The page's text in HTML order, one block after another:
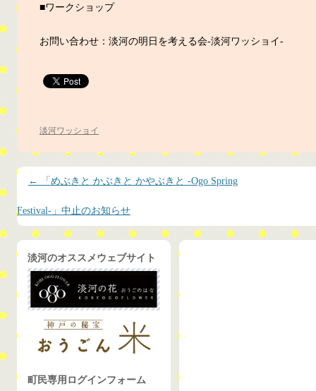
■ワークショップ
お問い合わせ：淡河の明日を考える会-淡河ワッショイ-
淡河ワッショイ
投稿ナビゲーション
← 「めぶきと かぶきと かやぶきと -Ogo Spring
Festival-」中止のお知らせ
淡河のオススメウェブサイト
町民専用ログインフォーム